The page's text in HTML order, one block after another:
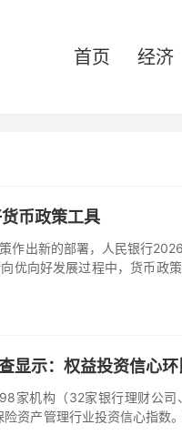
首页 经济
币政策工具
作出新的部署，人民银行
优向好发展过程中，货币政
政金融协同促内需政策将持续
显示：权益投资信心
家机构（32家银行理财公
资产管理行业投资信心指数